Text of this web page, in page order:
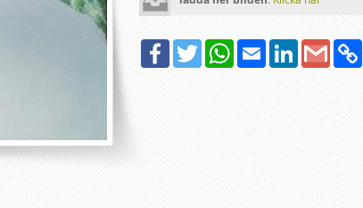
FacebookTwitter WhatsAppEmail LinkedInGoogle
Gmail